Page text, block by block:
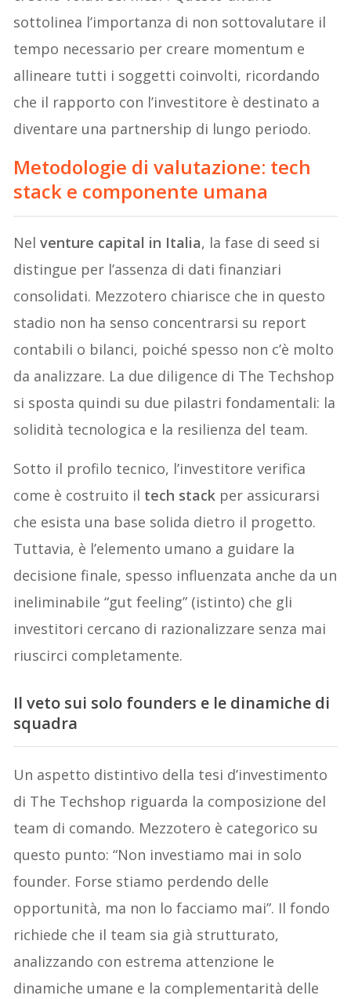
sottolinea l’importanza di non sottovalutare il
tempo necessario per creare momentum e
allineare tutti i soggetti coinvolti, ricordando
che il rapporto con l’investitore è destinato a
diventare una partnership di lungo periodo.
Metodologie di valutazione: tech
stack e componente umana
Nelventure capital in Italia, la fase di seed si
distingue per l’assenza di dati finanziari
consolidati. Mezzotero chiarisce che in questo
stadio non ha senso concentrarsi su report
contabili o bilanci, poiché spesso non c’è molto
da analizzare. La due diligence di The Techshop
si sposta quindi su due pilastri fondamentali: la
solidità tecnologica e la resilienza del team.
Sotto il profilo tecnico, l’investitore verifica
come è costruito il tech stack per assicurarsi
che esista una base solida dietro il progetto.
Tuttavia, è l’elemento umano a guidare la
decisione finale, spesso influenzata anche da un
ineliminabile “gut feeling” (istinto) che gli
investitori cercano di razionalizzare senza mai
riuscirci completamente.
Il veto sui solo founders e le dinamiche di
squadra
Un aspetto distintivo della tesi d’investimento
di The Techshop riguarda la composizione del
team di comando. Mezzotero è categorico su
questo punto: “Non investiamo mai in solo
founder. Forse stiamo perdendo delle
opportunità, ma non lo facciamo mai”. Il fondo
richiede che il team sia già strutturato,
analizzando con estrema attenzione le
dinamiche umane e la complementarità delle